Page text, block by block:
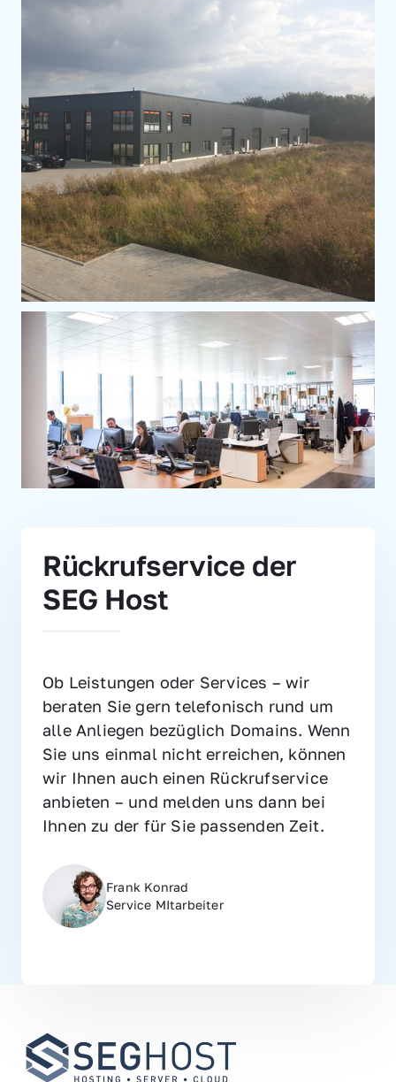
Rückrufservice der
SEG Host
Ob Leistungen oder Services – wir
beraten Sie gern telefonisch rund um
alle Anliegen bezüglich Domains. Wenn
Sie uns einmal nicht erreichen, können
wir Ihnen auch einen Rückrufservice
anbieten – und melden uns dann bei
Ihnen zu der für Sie passenden Zeit.
Frank Konrad
Service MItarbeiter